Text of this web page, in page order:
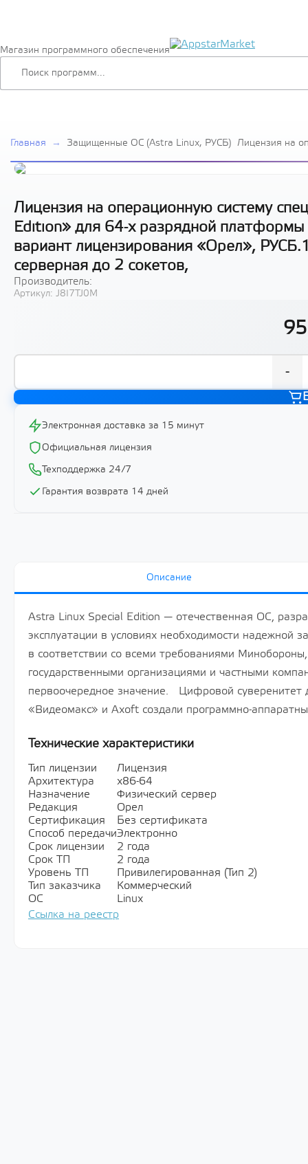
Магазин программного обеспечения
Главная → Защищенные ОС (Astra Linux, РУСБ) Лицензия на
способ
до 2 сокетов,
Лицензия на операционную систему
Edition» для 64-х разрядной платформы
вариант лицензирования «Орел»,
серверная до 2 сокетов,
Производитель:
Артикул: J8I7TJ0M
-
Электронная доставка за 15 минут
Официальная лицензия
Техподдержка 24/7
Гарантия возврата 14 дней
Описание
Astra Linux Special Edition — отечественная ОС,
эксплуатации в условиях необходимости
в соответствии со всеми требованиями
государственными организациями и частными
первоочередное значение. Цифровой суверенитет
«Видеомакс» и Axoft создали программно-
Технические характеристики
Тип лицензии
Лицензия
Архитектура
х86-64
Назначение
Физический сервер
Редакция
Орел
Сертификация
Без сертификата
Способ передачиЭлектронно
Срок лицензии
2 года
Срок ТП
2 года
Уровень ТП
Привилегированная (Тип 2)
Тип заказчика
Коммерческий
ОС
Linux
Ссылка на реестр